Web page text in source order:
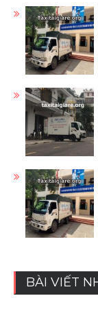
BÀI VIẾT